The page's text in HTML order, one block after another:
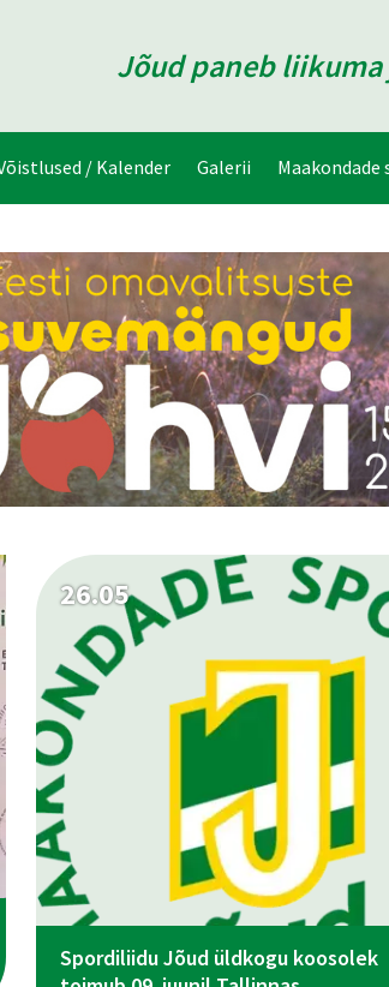
Jõud paneb
/ Kalender Galerii Maakondade
26.05
Spordiliidu Jõud üldkogu koosolek